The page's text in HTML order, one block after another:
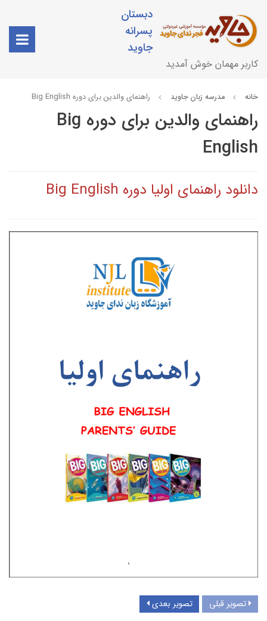
دبستان
پسرانه
جاوید
کاربر مهمان خوش آمدید
خانه مدرسه زبان جاوید راهنمای والدین برای دوره Big English
راهنمای والدین برای دوره Big
English
دانلود راهنمای اولیا دوره Big English
تصویر قبلی تصویر بعدی